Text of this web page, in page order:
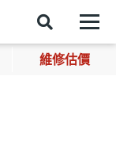
維修估價